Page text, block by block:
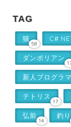
TAG
猫
58
ダンボリアン
新人プログラ
テトリス
17
弘前
14
釣り